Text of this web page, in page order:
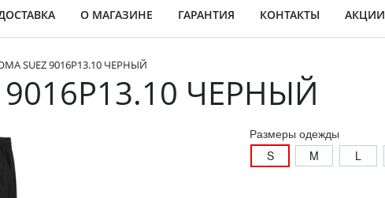
О МАГАЗИНЕ ГАРАНТИЯ КОНТАКТЫ АКЦИИ
SUEZ 9016P13.10 ЧЕРНЫЙ
9016P13.10 ЧЕРНЫЙ
Размеры одежды
S
M L